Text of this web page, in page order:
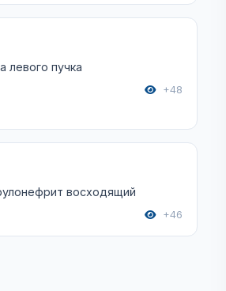
левого пучка
+48
восходящий
+46